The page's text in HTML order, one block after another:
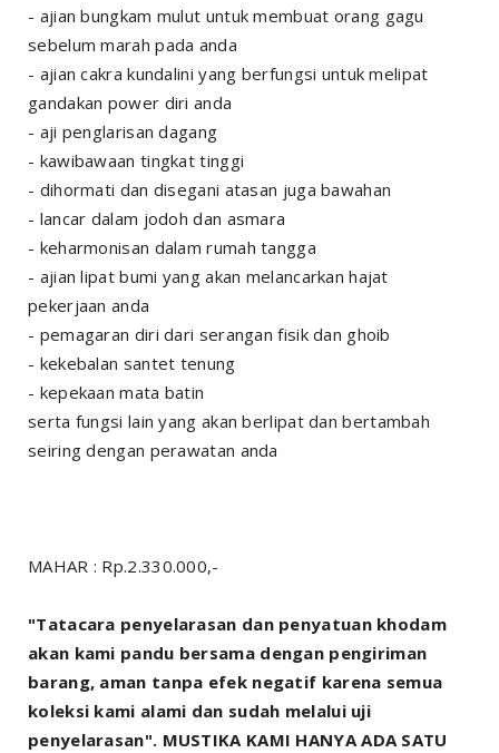
- ajian bungkam mulut untuk membuat orang gagu
sebelum marah pada anda
- ajian cakra kundalini yang berfungsi untuk melipat
gandakan power diri anda
- aji penglarisan dagang
- kawibawaan tingkat tinggi
- dihormati dan disegani atasan juga bawahan
- lancar dalam jodoh dan asmara
- keharmonisan dalam rumah tangga
- ajian lipat bumi yang akan melancarkan hajat
pekerjaan anda
- pemagaran diri dari serangan fisik dan ghoib
- kekebalan santet tenung
- kepekaan mata batin
serta fungsi lain yang akan berlipat dan bertambah
seiring dengan perawatan anda
MAHAR : Rp.2.330.000,-
"Tatacara penyelarasan dan penyatuan khodam
akan kami pandu bersama dengan pengiriman
barang, aman tanpa efek negatif karena semua
koleksi kami alami dan sudah melalui uji
penyelarasan". MUSTIKA KAMI HANYA ADA SATU